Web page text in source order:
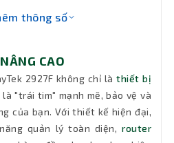
2A, 21.6W
IPsec, L2TP over IPsec, SSL,
thông số
CAO
2927F không chỉ làthiết bị
"trái tim" mạnh mẽ, bảo vệ và
của bạn. Với thiết kế hiện đại,
quản lý toàn diện,router